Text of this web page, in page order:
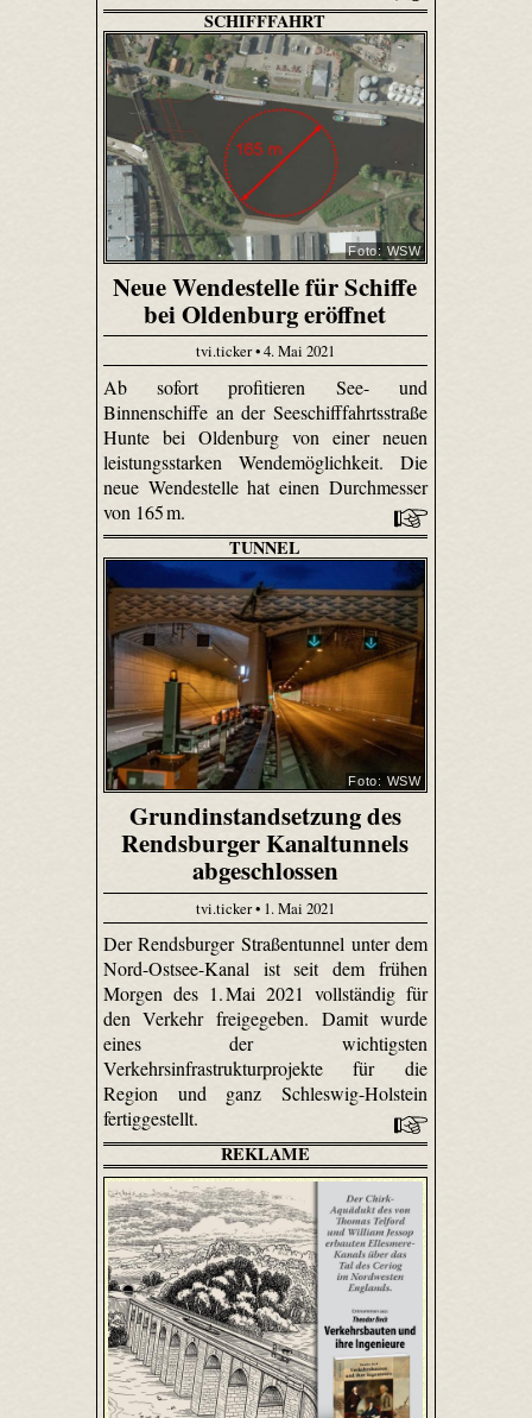
SCHIFFFAHRT
Foto: WSW
Neue Wendestelle für Schiffe
bei Oldenburg eröffnet
tvi.ticker • 4. Mai 2021
Ab sofort profitieren See- und
Binnenschiffe an der Seeschifffahrtsstraße
Hunte bei Oldenburg von einer neuen
leistungsstarken Wendemöglichkeit. Die
neue Wendestelle hat einen Durchmesser
von 165 m.
TUNNEL
Foto: WSW
Grundinstandsetzung des
Rendsburger Kanaltunnels
abgeschlossen
tvi.ticker • 1. Mai 2021
Der Rendsburger Straßentunnel unter dem
Nord-Ostsee-Kanal ist seit dem frühen
Morgen des 1. Mai 2021 vollständig für
den Verkehr freigegeben. Damit wurde
eines der wichtigsten
Verkehrsinfrastrukturprojekte für die
Region und ganz Schleswig-Holstein
fertiggestellt.
REKLAME